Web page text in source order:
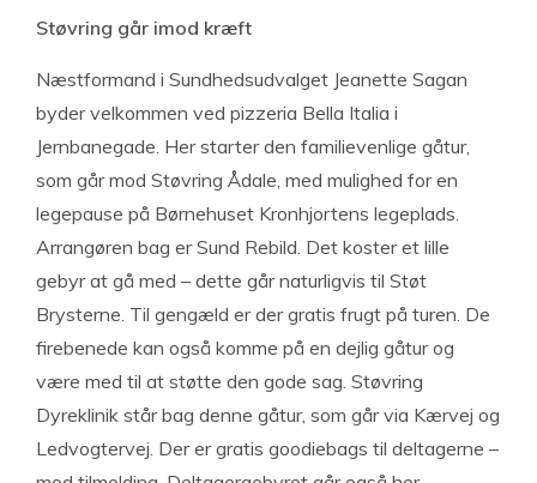
Støvring går imod kræft
Næstformand i Sundhedsudvalget Jeanette Sagan
byder velkommen ved pizzeria Bella Italia i
Jernbanegade. Her starter den familievenlige gåtur,
som går mod Støvring Ådale, med mulighed for en
legepause på Børnehuset Kronhjortens legeplads.
Arrangøren bag er Sund Rebild. Det koster et lille
gebyr at gå med – dette går naturligvis til Støt
Brysterne. Til gengæld er der gratis frugt på turen. De
firebenede kan også komme på en dejlig gåtur og
være med til at støtte den gode sag. Støvring
Dyreklinik står bag denne gåtur, som går via Kærvej og
Ledvogtervej. Der er gratis goodiebags til deltagerne –